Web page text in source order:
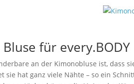
Bluse für every.BODY
an der Kimonobluse ist, dass
sie hat ganz viele Nähte – so ein